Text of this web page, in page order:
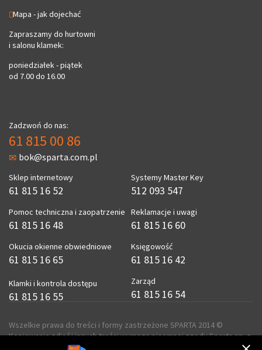
Mapa - jak dojechać
Zapraszamy do hurtowni
i salonu klamek:
poniedziałek - piątek
od 7.00 do 16.00
Zadzwoń do nas:
61 815 00 86
bok@sparta.com.pl
Sklep internetowy
61 815 16 52
Pomoc techniczna i zaopatrzenie
61 815 16 48
Okucia okienne obwiedniowe
61 815 16 65
Klamki i kontrola dostępu
61 815 16 55
Systemy Master Key
512 093 547
Reklamacje i uwagi
61 815 16 60
Księgowość
61 815 16 42
Zarząd
61 815 16 54
Wszelkie prawa do treści i formy zastrzeżone SPARTA 2014 ©
Kopiowanie zdjęć i innych treści wymaga pisemnej zgody Sparta sp. z